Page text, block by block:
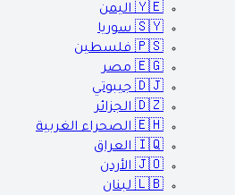
🇾🇪 اليمن
🇸🇾 سوريا
🇵🇸 فلسطين
🇪🇬 مصر
🇩🇯 جيبوتي
🇩🇿 الجزائر
🇪🇭 الصحراء الغربية
🇮🇶 العراق
🇯🇴 الأردن
🇱🇧 لبنان